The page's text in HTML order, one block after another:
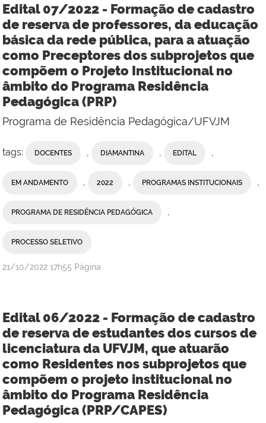
Edital 07/2022 - Formação de cadastro
de reserva de professores, da educação
básica da rede pública, para a atuação
como Preceptores dos subprojetos que
compõem o Projeto Institucional no
âmbito do Programa Residência
Pedagógica (PRP)
Programa de Residência Pedagógica/UFVJM
tags: DOCENTES , DIAMANTINA , EDITAL ,
EM ANDAMENTO , 2022 , PROGRAMAS INSTITUCIONAIS ,
PROGRAMA DE RESIDÊNCIA PEDAGÓGICA ,
PROCESSO SELETIVO
publicado
21/10/2022 17h55 Página
Edital 06/2022 - Formação de cadastro
de reserva de estudantes dos cursos de
licenciatura da UFVJM, que atuarão
como Residentes nos subprojetos que
compõem o projeto institucional no
âmbito do Programa Residência
Pedagógica (PRP/CAPES)